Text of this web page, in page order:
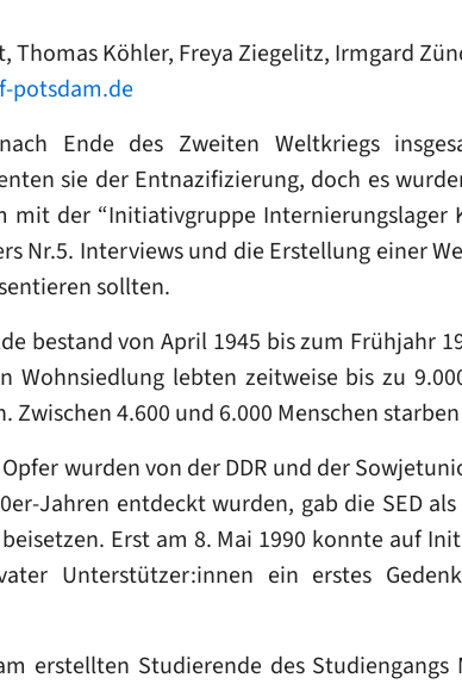
Thomas Köhler, Freya Ziegelitz, Irmgard
potsdam.de
Ende des Zweiten Weltkriegs
sie der Entnazifizierung, doch es
mit der “Initiativgruppe Internierungslager
Nr.5. Interviews und die Erstellung einer
sollten.
bestand von April 1945 bis zum Frühjahr
Wohnsiedlung lebten zeitweise bis zu
Zwischen 4.600 und 6.000 Menschen
wurden von der DDR und der
Jahren entdeckt wurden, gab die SED
Erst am 8. Mai 1990 konnte auf
Unterstützer:innen ein erstes
erstellten Studierende des